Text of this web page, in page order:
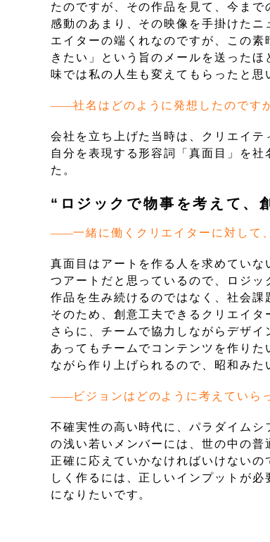
たのですが、その作品を見て、今まで
感動のあまり、その映像を手掛けた
エイターの端くれなのですが、この
きたい」という旨のメールを送った
味では私の人生も変えてもらったと
社名はどのように発想したのです
会社を立ち上げた当時は、クリエイテ
自分を表現する形容詞「真面目」を
た。
“ロジックで物事を考えて、
一緒に働くクリエイターに対して
真面目はアートを作る人を求めてい
つアートだと思っているので、ロジ
作品を生み続けるのではなく、社会課
そのため、創意工夫できるクリエイタ
さらに、チームで協力しながらデザ
あってもチームでコンテンツを作り
ながら作り上げられるので、昭和みた
ビジョンはどのように考えていら
不確実性の高い時代に、パラダイム
の浅い若いメンバーには、世の中の
正確に応えていかなければいけない
しく作るには、正しいインプットが
になりたいです。